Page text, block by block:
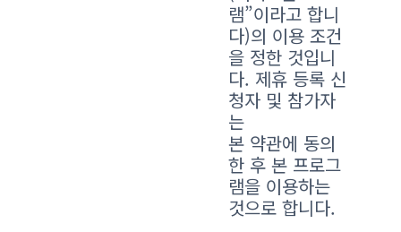
램”이라고 합니
다)의 이용 조건
을 정한 것입니
다. 제휴 등록 신
청자 및 참가자
는
본 약관에 동의
한 후 본 프로그
램을 이용하는
것으로 합니다.